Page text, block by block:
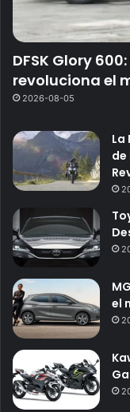
DFSK Glory
revoluciona el
2026-08-05
La
de
el